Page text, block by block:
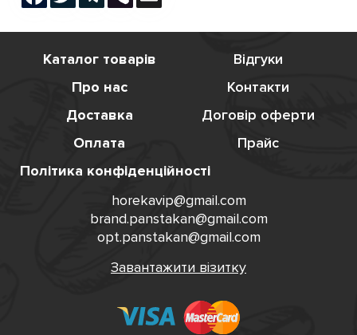
Каталог товарів
Відгуки
Про нас
Контакти
Доставка
Договір оферти
Оплата
Прайс
Політика конфіденційності
horekavip@gmail.com
brand.panstakan@gmail.com
opt.panstakan@gmail.com
Завантажити візитку